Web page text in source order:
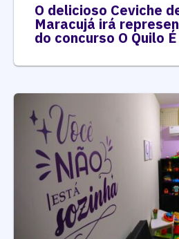
O delicioso Ceviche
Maracujá irá
do concurso O Quilo